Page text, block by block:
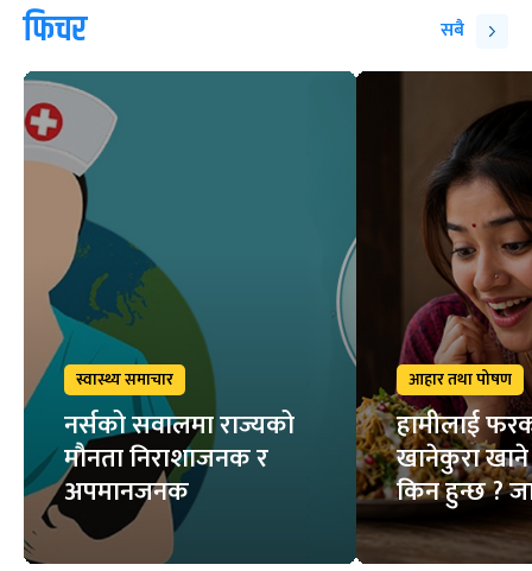
फिचर सबै
स्वास्थ्य समाचार
नर्सको सवालमा राज्यको
मौनता निराशाजनक र
अपमानजनक
आहार तथा पोषण
हामीलाई
खानेकुरा खाने
किन हुन्छ ?